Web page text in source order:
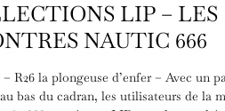
LIP – LES
NAUTIC 666
R26 la plongeuse d’enfer – Avec un
bas du cadran, les utilisateurs de la